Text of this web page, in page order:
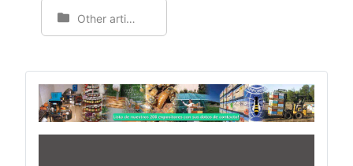
Other articles